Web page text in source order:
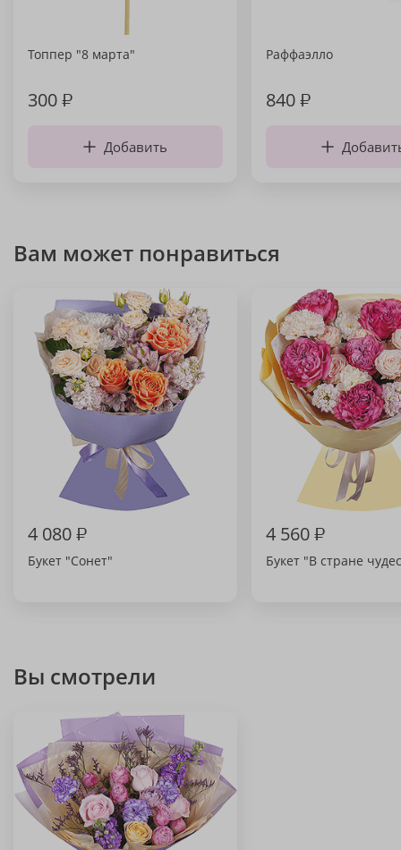
Топпер "8 марта"
300₽
Добавить
Раффаэлло
840₽
Вам может понравиться
4 080₽
Букет "Сонет"
4 560₽
Букет "В стране
Вы смотрели